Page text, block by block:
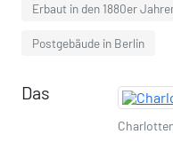
Erbaut in den 1880er
Postgebäude in Berlin
Das